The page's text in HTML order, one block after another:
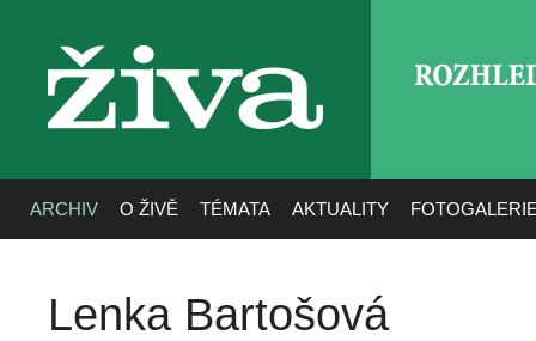
živa
ARCHIV O ŽIVĚ TÉMATA AKTUALITY
Lenka Bartošová